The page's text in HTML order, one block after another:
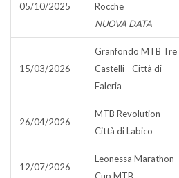
05/10/2025
Rocche
NUOVA DATA
15/03/2026
Granfondo MTB Tre
Castelli - Città di
Faleria
26/04/2026
MTB Revolution
Città di Labico
12/07/2026
Leonessa Marathon